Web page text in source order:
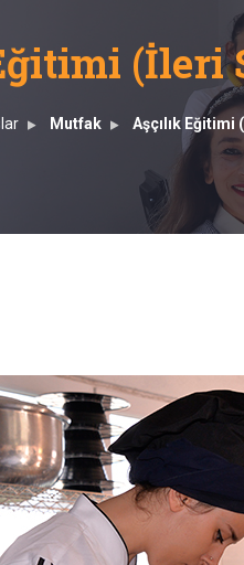
Mutfak Aşçılık Eğitimi